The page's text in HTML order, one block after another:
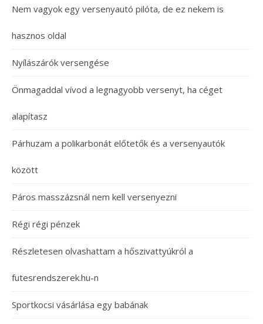
Nem vagyok egy versenyautó pilóta, de ez nekem is
hasznos oldal
Nyílászárók versengése
Önmagaddal vívod a legnagyobb versenyt, ha céget
alapítasz
Párhuzam a polikarbonát előtetők és a versenyautók
között
Páros masszázsnál nem kell versenyezni
Régi régi pénzek
Részletesen olvashattam a hőszivattyúkról a
futesrendszerek.hu-n
Sportkocsi vásárlása egy babának